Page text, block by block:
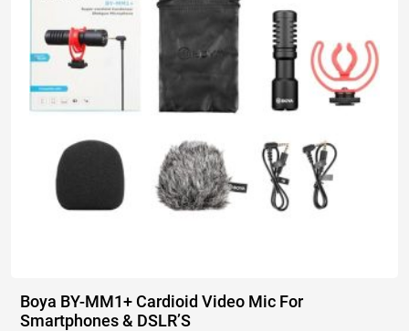
Boya BY-MM1+ Cardioid Video Mic For
Smartphones & DSLR’S